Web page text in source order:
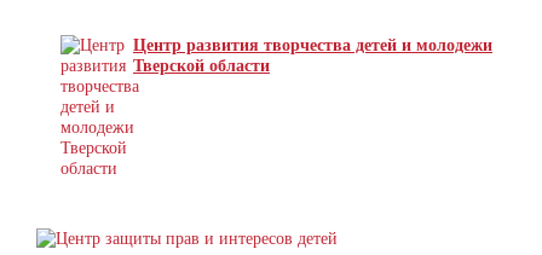
Центр развития творчества детей и молодежи
Тверской области